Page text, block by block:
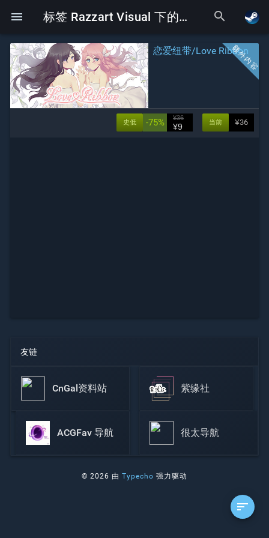
menu 标签 Razzart Visual 下的Galgame search
恋爱纽带/Love Ribbon
¥36
当前
-75% ¥36
¥9
史低
友链
CnGal资料站 紫缘社
ACGFav 导航 很太导航
© 2026 由Typecho 强力驱动
sort